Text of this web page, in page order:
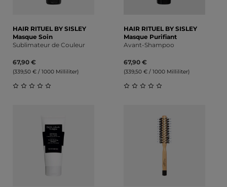
HAIR RITUEL BY SISLEY
Masque Soin
Sublimateur de Couleur
67,90 €
(339,50 € / 1000 Milliliter)
HAIR RITUEL BY SISLEY
Masque Purifiant
Avant-Shampoo
67,90 €
(339,50 € / 1000 Milliliter)